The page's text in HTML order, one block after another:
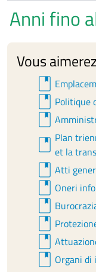
IV Trimestre
I Trimestre
II Trimestre
Anni fino
Giornale dei
Giornale dei
Giornale dei
Giornale dei
Giornale dei
Giornale dei
Giornale dei
Giornale dei
Giornale dei
Giornale dei
Vous
book
book Politique
book
book Plan
et la
book Atti
book Oneri
book
book
book
book Organi